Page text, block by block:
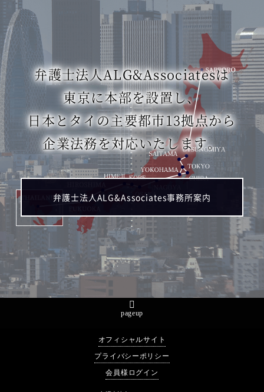
弁護士法人ALG&Associatesは
東京に本部を設置し、
日本とタイの主要都市13拠点から
企業法務を対応いたします。
弁護士法人ALG&Associates事務所案内
pageup
オフィシャルサイト
プライバシーポリシー
会員様ログイン